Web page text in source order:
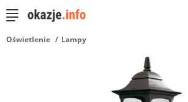
Oświetlenie Lampy